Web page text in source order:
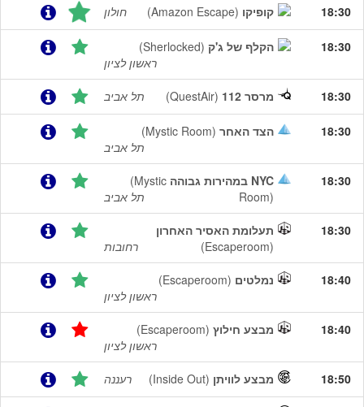
18:30 קופיקו (Amazon Escape) חולון
18:30 הקלף של ג'ק (Sherlocked)
ראשון לציון
18:30 מרסר 112 (QuestAir) תל אביב
18:30 הצד האחר (Mystic Room)
תל אביב
18:30 NYC במהירות גבוהה
(Mystic
Room)
תל אביב
18:30
תעלומת האסיר האחרון
(Escaperoom)
רחובות
18:40 נמלטים (Escaperoom)
ראשון לציון
18:40 מבצע חילוץ (Escaperoom)
ראשון לציון
18:50 מבצע לוויתן (Inside Out) רעננה